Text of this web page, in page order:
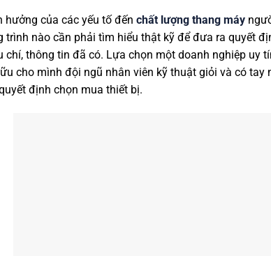
hưởng của các yếu tố đến chất lượng thang máy
trình nào cần phải tìm hiểu thật kỹ để đưa ra quyết
chí, thông tin đã có. Lựa chọn một doanh nghiệp uy
cho mình đội ngũ nhân viên kỹ thuật giỏi và có
định chọn mua thiết bị.